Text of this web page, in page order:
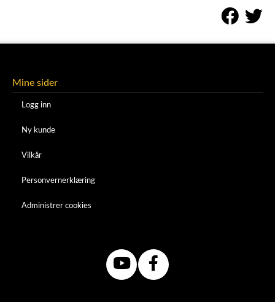
Mine sider
Logg inn
Ny kunde
Vilkår
Personvernerklæring
Administrer cookies